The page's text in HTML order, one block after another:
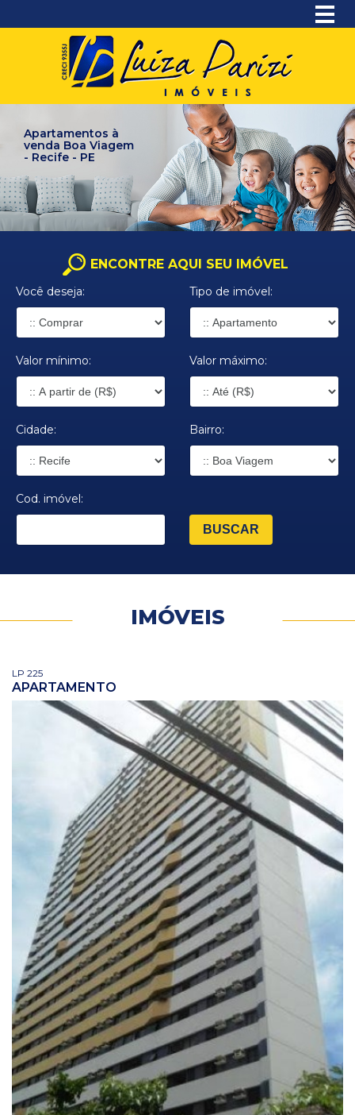
Apartamentos à
venda Boa Viagem
- Recife - PE
ENCONTRE AQUI SEU IMÓVEL
Você deseja: Tipo de imóvel:
Valor mínimo: Valor máximo:
Cidade: Bairro:
Cod. imóvel:
IMÓVEIS
LP 225
APARTAMENTO